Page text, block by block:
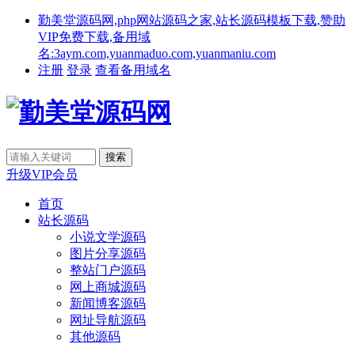
勤美堂源码网,php网站源码之家,站长源码模板下载,赞助
VIP免费下载,备用域
名:3aym.com,yuanmaduo.com,yuanmaniu.com
注册 登录 查看备用域名
升级VIP会员
首页
站长源码
小说文学源码
图片分享源码
整站门户源码
网上商城源码
新闻博客源码
网址导航源码
其他源码